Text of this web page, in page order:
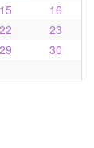
15
16
22
23
29
30